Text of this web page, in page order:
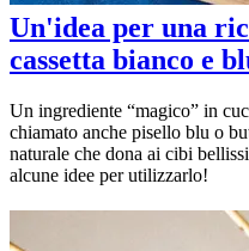
Un'idea per una
cassetta bianco e
Un ingrediente “magico” in
chiamato anche pisello blu o
naturale che dona ai cibi
alcune idee per utilizzarlo!